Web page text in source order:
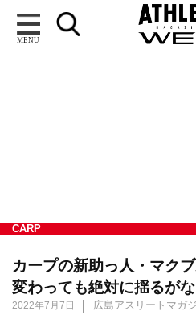
MENU
CARP
カープの新助っ人・マク
変わっても絶対に揺るが
2022年7月7日 広島アスリートマガ